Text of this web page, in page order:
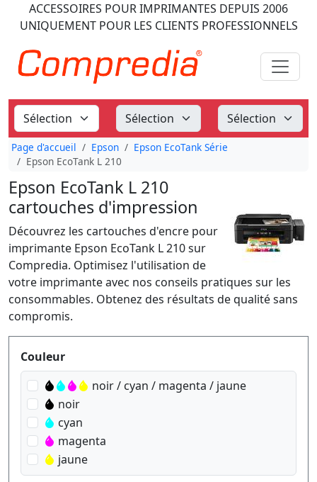
ACCESSOIRES POUR IMPRIMANTES DEPUIS 2006
UNIQUEMENT POUR LES CLIENTS PROFESSIONNELS
Page d'accueil Epson
Epson EcoTank Série
Epson EcoTank L 210
Epson EcoTank L 210
cartouches d'impression
Découvrez les cartouches d'encre pour
imprimante Epson EcoTank L 210 sur
Compredia. Optimisez l'utilisation de
votre imprimante avec nos conseils pratiques sur les
consommables. Obtenez des résultats de qualité sans
compromis.
Produktfilter
Couleur
noir / cyan / magenta / jaune
noir
cyan
magenta
jaune